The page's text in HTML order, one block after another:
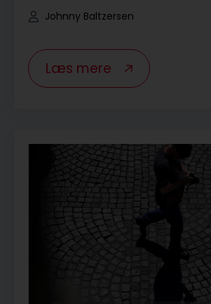
Johnny Baltzersen
Læs mere